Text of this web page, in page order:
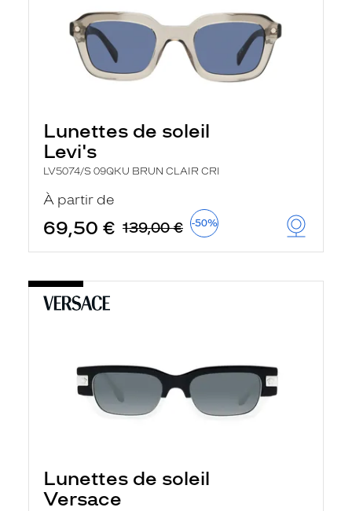
Lunettes de soleil
Levi's
LV5074/S 09QKU BRUN CLAIR CRI
À partir de
69,50 € 139,00 € -50%
Lunettes de soleil
Versace